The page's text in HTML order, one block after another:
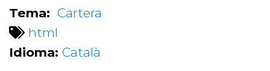
Tema: Cartera
html
Idioma: Català